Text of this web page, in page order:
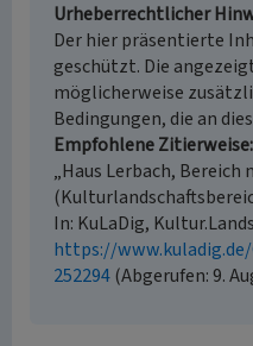
Urheberrechtlicher
Der hier präsentierte
geschützt. Die
möglicherweise
Bedingungen, die an
Empfohlene Zitierweise
„Haus Lerbach, Bereich
In: KuLaDig,
https://
252294(Abgerufen: 9.